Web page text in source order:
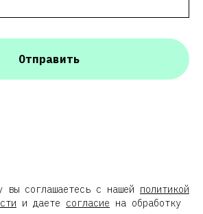
Отправить
вы соглашаетесь с нашей политикой
и даете согласие на обработку